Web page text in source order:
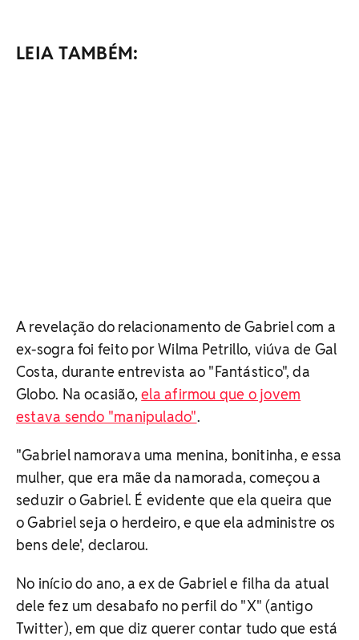
LEIA TAMBÉM:
A revelação do relacionamento de Gabriel com a
ex-sogra foi feito por Wilma Petrillo, viúva de Gal
Costa, durante entrevista ao "Fantástico", da
Globo. Na ocasião,ela afirmou que o jovem
estava sendo "manipulado".
"Gabriel namorava uma menina, bonitinha, e essa
mulher, que era mãe da namorada, começou a
seduzir o Gabriel. É evidente que ela queira que
o Gabriel seja o herdeiro, e que ela administre os
bens dele', declarou.
No início do ano, a ex de Gabriel e filha da atual
dele fez um desabafo no perfil do "X" (antigo
Twitter), em que diz querer contar tudo que está